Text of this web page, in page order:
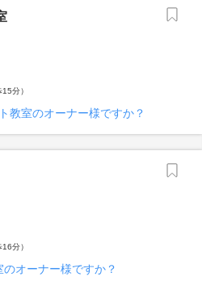
分）
教室のオーナー様ですか？
分）
オーナー様ですか？